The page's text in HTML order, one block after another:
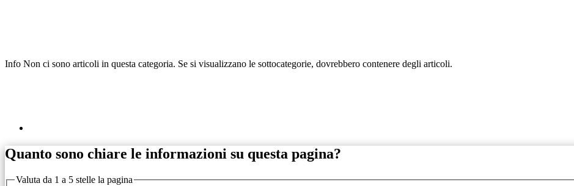
Info Non ci sono articoli in questa categoria. Se si visualizzano le sottocategorie, dovrebbero contenere degli articoli.
Quanto sono chiare le informazioni su questa pagina?
Valuta da 1 a 5 stelle la pagina